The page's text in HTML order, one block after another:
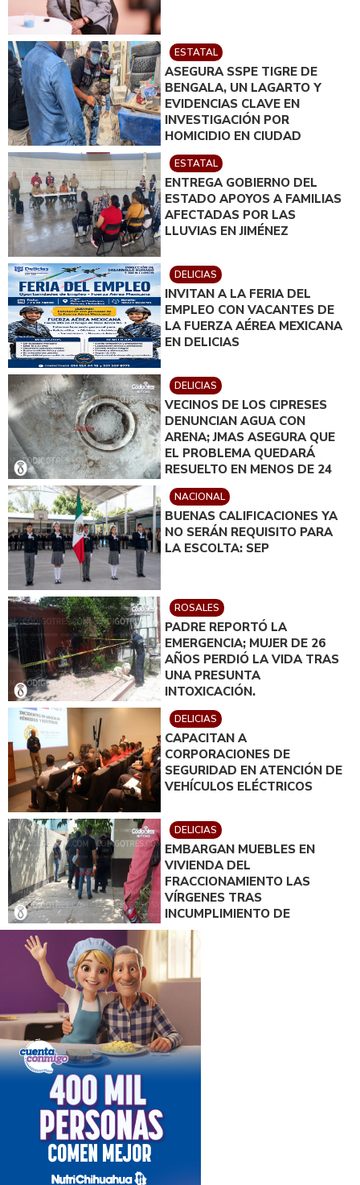
ESTATAL
ASEGURA SSPE TIGRE DE
BENGALA, UN LAGARTO Y
EVIDENCIAS CLAVE EN
INVESTIGACIÓN POR
HOMICIDIO EN CIUDAD
JUÁREZ; EN CATEO
INSTRUIDO POR GILBERTO
LOYA
ESTATAL
ENTREGA GOBIERNO DEL
ESTADO APOYOS A FAMILIAS
AFECTADAS POR LAS
LLUVIAS EN JIMÉNEZ
DELICIAS
INVITAN A LA FERIA DEL
EMPLEO CON VACANTES DE
LA FUERZA AÉREA MEXICANA
EN DELICIAS
DELICIAS
VECINOS DE LOS CIPRESES
DENUNCIAN AGUA CON
ARENA; JMAS ASEGURA QUE
EL PROBLEMA QUEDARÁ
RESUELTO EN MENOS DE 24
HORAS
NACIONAL
BUENAS CALIFICACIONES YA
NO SERÁN REQUISITO PARA
LA ESCOLTA: SEP
ROSALES
PADRE REPORTÓ LA
EMERGENCIA; MUJER DE 26
AÑOS PERDIÓ LA VIDA TRAS
UNA PRESUNTA
INTOXICACIÓN.
DELICIAS
CAPACITAN A
CORPORACIONES DE
SEGURIDAD EN ATENCIÓN DE
VEHÍCULOS ELÉCTRICOS
DELICIAS
EMBARGAN MUEBLES EN
VIVIENDA DEL
FRACCIONAMIENTO LAS
VÍRGENES TRAS
INCUMPLIMIENTO DE
ACUERDO DE PAGO